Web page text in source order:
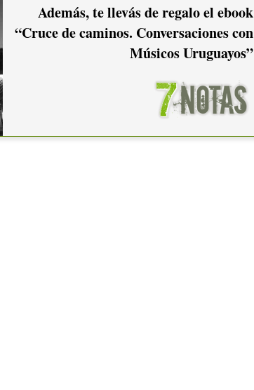
Fuck You, de AFC
Sonar, de AFC
Además, te llevás de regalo el ebook
“Cruce de caminos. Conversaciones con
Músicos Uruguayos”